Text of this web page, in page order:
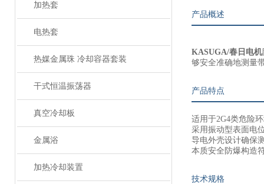
加热套
电热套
热媒金属珠 冷却容器套装
干式恒温振荡器
真空冷却板
金属浴
加热冷却装置
产品概述
KASUGA/春日电机
够安全准确地测量
产品特点
适用于2G4类危险
采用振动型表面电
导电外壳设计确保
本质安全防爆构造
技术规格